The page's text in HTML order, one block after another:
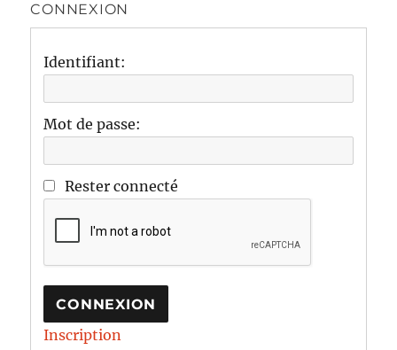
CONNEXION
Identifiant:
Mot de passe:
Rester connecté
CONNEXION
Inscription